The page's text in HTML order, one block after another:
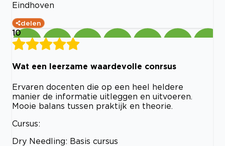
Eindhoven
delen
10
Wat een leerzame waardevolle conrsus
Ervaren docenten die op een heel heldere
manier de informatie uitleggen en uitvoeren.
Mooie balans tussen praktijk en theorie.
Cursus:
Dry Needling: Basis cursus